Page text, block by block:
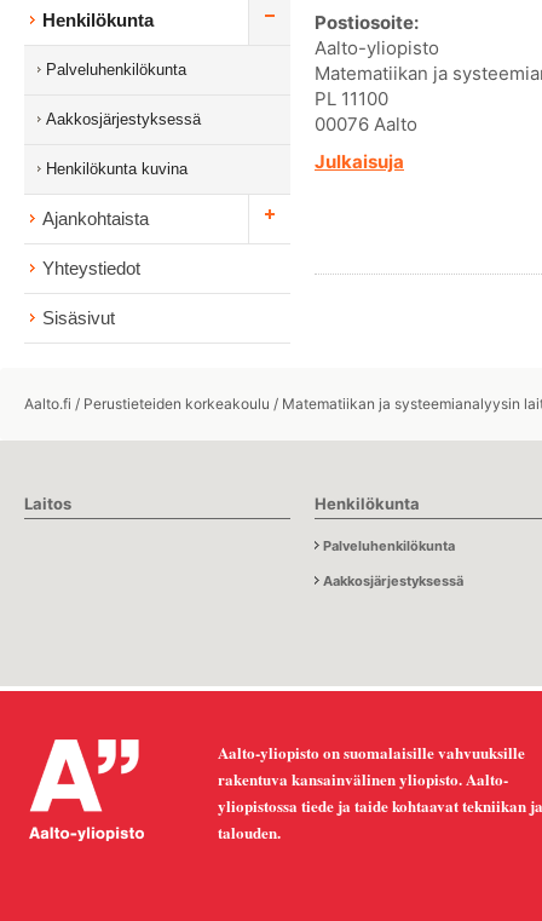
Henkilökunta
Palveluhenkilökunta
Aakkosjärjestyksessä
Henkilökunta kuvina
Ajankohtaista
Yhteystiedot
Sisäsivut
Postiosoite:
Aalto-yliopisto
Matematiikan ja
PL 11100
00076 Aalto
Julkaisuja
Aalto.fi / Perustieteiden korkeakoulu / Matematiikan ja systeemianalyysin
Laitos Henkilökunta
Palveluhenkilökunta
Aakkosjärjestyksessä
Aalto-yliopisto on suomalaisille vahvuuksille
rakentuva kansainvälinen yliopisto. Aalto-
yliopistossa tiede ja taide kohtaavat tekniikan ja
talouden.